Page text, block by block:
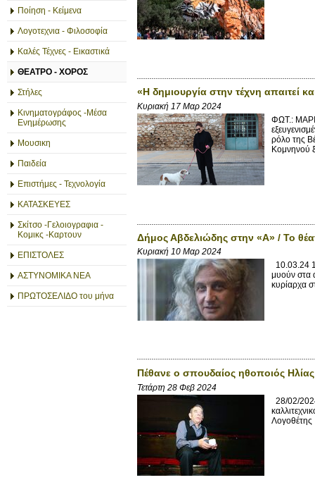
Ποίηση - Κείμενα
Λογοτεχνια - Φιλοσοφία
Καλές Τέχνες - Εικαστικά
ΘΕΑΤΡΟ - ΧΟΡΟΣ
Στήλες
Κινηματογράφος -Μέσα
Ενημέρωσης
Μουσικη
Παιδεία
Επιστήμες - Τεχνολογία
ΚΑΤΑΣΚΕΥΕΣ
Σκίτσο -Γελοιογραφια -
Κομικς -Καρτουν
ΕΠΙΣΤΟΛΕΣ
ΑΣΤΥΝΟΜΙΚΑ ΝΕΑ
ΠΡΩΤΟΣΕΛΙΔΟ του μήνα
«Η δημιουργία στην τέχνη απαιτεί
Κυριακή 17 Μαρ 2024
ΦΩΤ.:
ρόλο της
Κομνηνού
Δήμος Αβδελιώδης στην «Α» / Το
Κυριακή 10 Μαρ 2024
10.03.24
μυούν στα
κυρίαρχα
Πέθανε ο σπουδαίος ηθοποιός
Τετάρτη 28 Φεβ 2024
28/02/
Λογοθέτης